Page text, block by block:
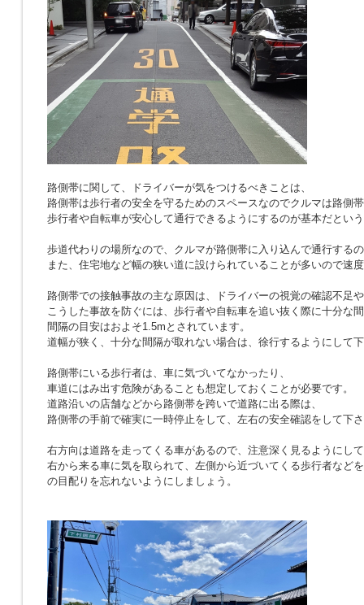
路側帯に関して、ドライバーが気をつけるべきことは、
路側帯は歩行者の安全を守るためのスペースなのでクルマは路側
歩行者や自転車が安心して通行できるようにするのが基本だとい
歩道代わりの場所なので、クルマが路側帯に入り込んで通行する
また、住宅地など幅の狭い道に設けられていることが多いので速
路側帯での接触事故の主な原因は、ドライバーの視覚の確認不足
こうした事故を防ぐには、歩行者や自転車を追い抜く際に十分な
間隔の目安はおよそ1.5mとされています。
道幅が狭く、十分な間隔が取れない場合は、徐行するようにして
路側帯にいる歩行者は、車に気づいてなかったり、
車道にはみ出す危険があることも想定しておくことが必要です。
道路沿いの店舗などから路側帯を跨いで道路に出る際は、
路側帯の手前で確実に一時停止をして、左右の安全確認をして下
右方向は道路を走ってくる車があるので、注意深く見るようにし
右から来る車に気を取られて、左側から近づいてくる歩行者など
の目配りを忘れないようにしましょう。